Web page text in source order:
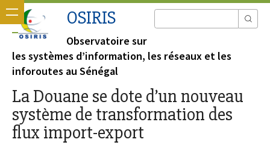
OSIRIS
Observatoire sur
les systèmes d’information, les réseaux et les
inforoutes au Sénégal
La Douane se dote d’un nouveau
système de transformation des
flux import-export